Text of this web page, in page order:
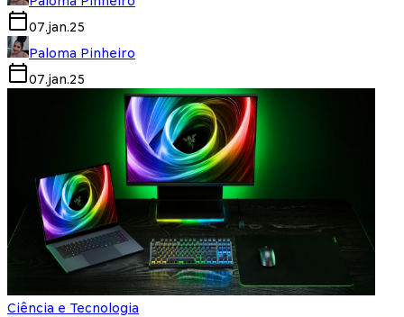
07.jan.25
Paloma Pinheiro
07.jan.25
Ciência e Tecnologia